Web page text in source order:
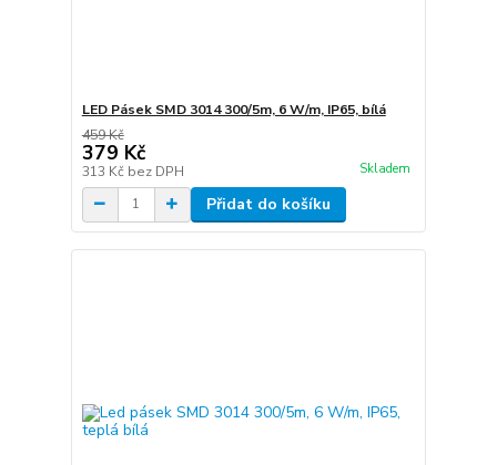
LED Pásek SMD 3014 300/5m, 6 W/m, IP65, bílá
459 Kč
379 Kč
313 Kč bez DPH Skladem
Přidat do košíku